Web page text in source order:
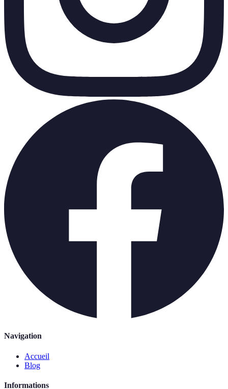
Navigation
Accueil
Blog
Informations